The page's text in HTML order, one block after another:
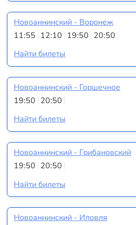
Новоаннинский - Воронеж
11:55 12:10 19:50 20:50
Найти билеты
Новоаннинский - Горшечное
19:50 20:50
Найти билеты
Новоаннинский - Грибановский
19:50 20:50
Найти билеты
Новоаннинский - Иловля